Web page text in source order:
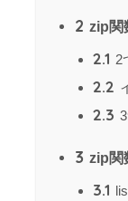
2 zip関
2.1 2
2.2
2.3
3 zip関
3.1